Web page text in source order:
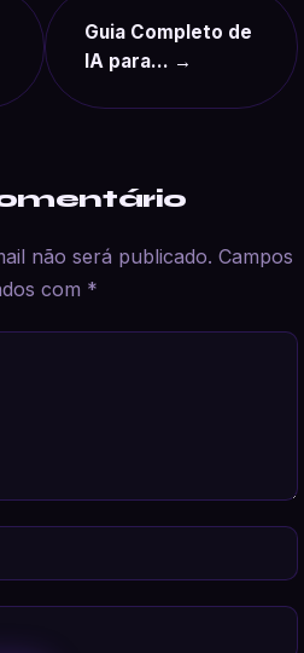
Guia Completo de
IA para… →
não será publicado. Campos
com *